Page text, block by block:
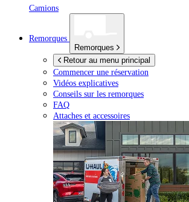
Camions
Remorques
Remorques
Retour au menu principal
Commencer une réservation
Vidéos explicatives
Conseils sur les remorques
FAQ
Attaches et accessoires